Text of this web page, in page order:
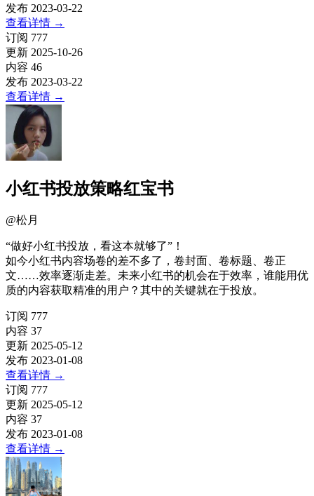
发布 2023-03-22
查看详情 →
订阅 777
更新 2025-10-26
内容 46
发布 2023-03-22
查看详情 →
小红书投放策略红宝书
@松月
“做好小红书投放，看这本就够了”！
如今小红书内容场卷的差不多了，卷封面、卷标题、卷正
文……效率逐渐走差。未来小红书的机会在于效率，谁能用优
质的内容获取精准的用户？其中的关键就在于投放。
订阅 777
内容 37
更新 2025-05-12
发布 2023-01-08
查看详情 →
订阅 777
更新 2025-05-12
内容 37
发布 2023-01-08
查看详情 →